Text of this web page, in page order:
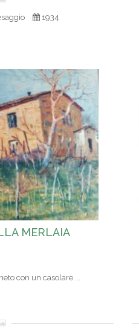
1934
MERLAIA
con un casolare ...